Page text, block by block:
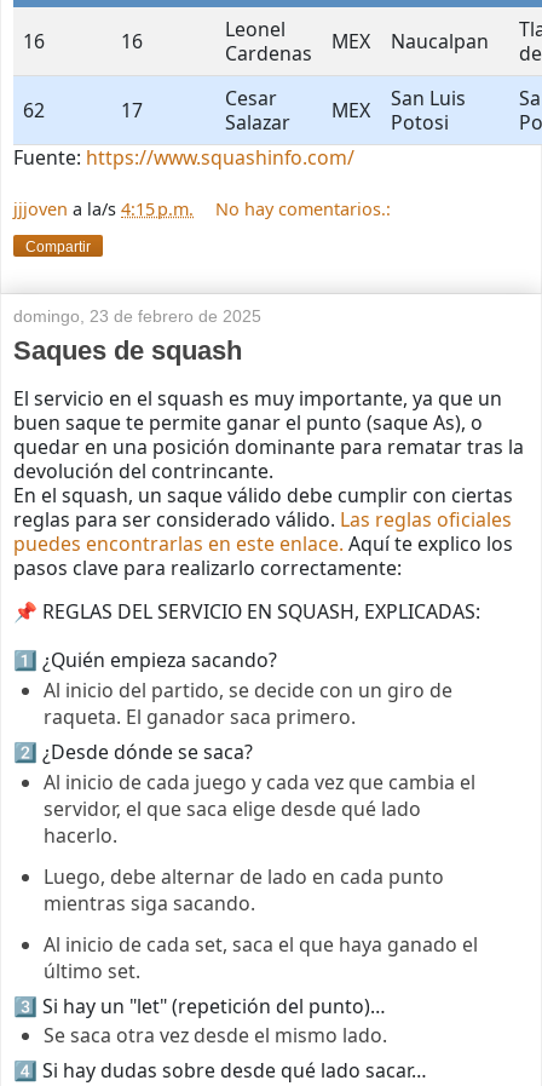
16 16
Leonel
Cardenas
MEX Naucalpan
62 17
Cesar
Salazar
MEX
San Luis
Potosi
Fuente: https://www.squashinfo.com/
jjjoven a la/s 4:15 p.m. No hay comentarios.:
Compartir
domingo, 23 de febrero de 2025
Saques de squash
El servicio en el squash es muy importante, ya que un
buen saque te permite ganar el punto (saque As), o
quedar en una posición dominante para rematar tras la
devolución del contrincante.
En el squash, un saque válido debe cumplir con ciertas
reglas para ser considerado válido. Las reglas oficiales
puedes encontrarlas en este enlace. Aquí te explico los
pasos clave para realizarlo correctamente:
📌 REGLAS DEL SERVICIO EN SQUASH, EXPLICADAS:
1️⃣ ¿Quién empieza sacando?
Al inicio del partido, se decide con un giro de
raqueta. El ganador saca primero.
2️⃣ ¿Desde dónde se saca?
Al inicio de cada juego y cada vez que cambia el
servidor, el que saca elige desde qué lado
hacerlo.
Luego, debe alternar de lado en cada punto
mientras siga sacando.
Al inicio de cada set, saca el que haya ganado el
último set.
3️⃣ Si hay un "let" (repetición del punto)…
Se saca otra vez desde el mismo lado.
4️⃣ Si hay dudas sobre desde qué lado sacar…